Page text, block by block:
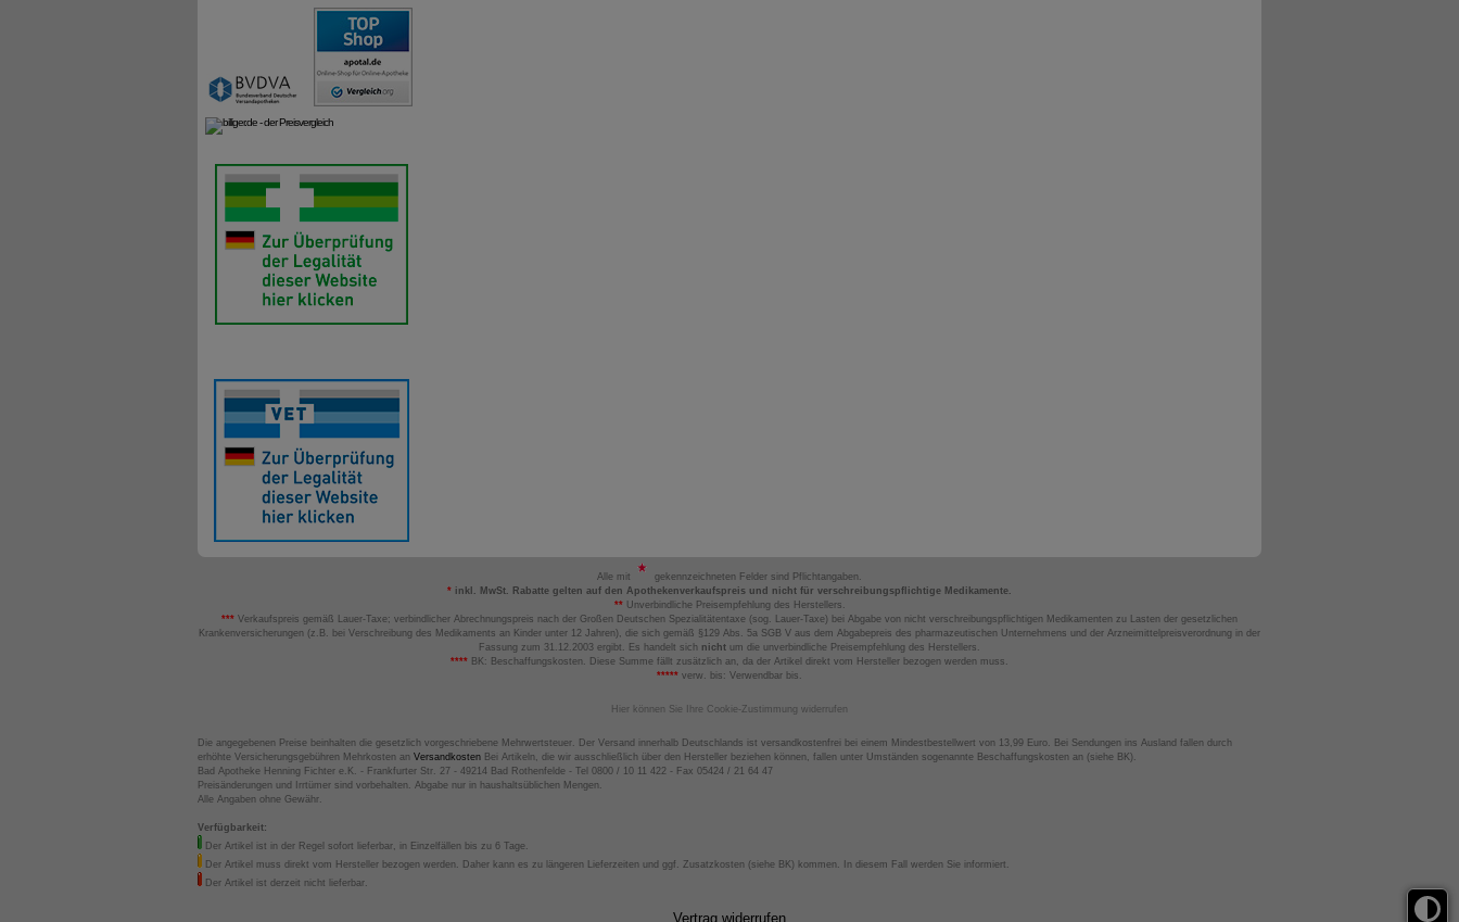
Alle mit
gekennzeichneten Felder sind Pflichtangaben.
* inkl. MwSt. Rabatte gelten auf den Apothekenverkaufspreis und nicht für verschreibungspflichtige Medikamente.
**Unverbindliche Preisempfehlung des Herstellers.
*** Verkaufspreis gemäß Lauer-Taxe; verbindlicher Abrechnungspreis nach der Großen Deutschen Spezialitätentaxe (sog. Lauer-Taxe) bei Abgabe von nicht verschreibungspflichtigen Medikamenten zu Lasten der gesetzlichen
Krankenversicherungen (z.B. bei Verschreibung des Medikaments an Kinder unter 12 Jahren), die sich gemäß §129 Abs. 5a SGB V aus dem Abgabepreis des pharmazeutischen Unternehmens und der Arzneimittelpreisverordnung in der
Fassung zum 31.12.2003 ergibt. Es handelt sich nicht um die unverbindliche Preisempfehlung des Herstellers.
**** BK: Beschaffungskosten. Diese Summe fällt zusätzlich an, da der Artikel direkt vom Hersteller bezogen werden muss.
***** verw. bis: Verwendbar bis.
Hier können Sie Ihre Cookie-Zustimmung widerrufen
Die angegebenen Preise beinhalten die gesetzlich vorgeschriebene Mehrwertsteuer. Der Versand innerhalb Deutschlands ist versandkostenfrei bei einem Mindestbestellwert von 13,99 Euro. Bei Sendungen ins Ausland fallen durch
erhöhte Versicherungsgebühren Mehrkosten an Versandkosten Bei Artikeln, die wir ausschließlich über den Hersteller beziehen können, fallen unter Umständen sogenannte Beschaffungskosten an (siehe BK).
Bad Apotheke Henning Fichter e.K. - Frankfurter Str. 27 - 49214 Bad Rothenfelde - Tel 0800 / 10 11 422 - Fax 05424 / 21 64 47
Preisänderungen und Irrtümer sind vorbehalten. Abgabe nur in haushaltsüblichen Mengen.
Alle Angaben ohne Gewähr.
Verfügbarkeit:
Der Artikel ist in der Regel sofort lieferbar, in Einzelfällen bis zu 6 Tage.
Der Artikel muss direkt vom Hersteller bezogen werden. Daher kann es zu längeren Lieferzeiten und ggf. Zusatzkosten (siehe BK) kommen. In diesem Fall werden Sie informiert.
Der Artikel ist derzeit nicht lieferbar.
Vertrag widerrufen